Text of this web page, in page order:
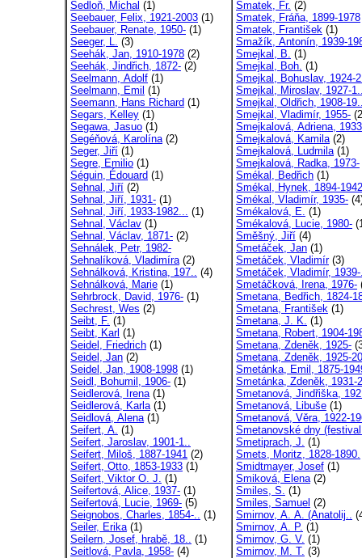
Sedloň, Michal (1)
Seebauer, Felix, 1921-2003 (1)
Seebauer, Renate, 1950- (1)
Seeger, L. (3)
Seehák, Jan, 1910-1978 (2)
Seehák, Jindřich, 1872- (2)
Seelmann, Adolf (1)
Seelmann, Emil (1)
Seemann, Hans Richard (1)
Segars, Kelley (1)
Segawa, Jasuo (1)
Segéňová, Karolína(2)
Seger, Jiří (1)
Segre, Emilio (1)
Séguin, Édouard (1)
Sehnal, Jiří (2)
Sehnal, Jiří, 1931- (1)
Sehnal, Jiří, 1933-1982... (1)
Sehnal, Václav (1)
Sehnal, Václav, 1871- (2)
Sehnálek, Petr, 1982-
Sehnalíková, Vladimíra(2)
Sehnálková, Kristina, 197.. (4)
Sehnálková, Marie (1)
Sehrbrock, David, 1976- (1)
Sechrest, Wes (2)
Seibt, F. (1)
Seibt, Karl (1)
Seidel, Friedrich (1)
Seidel, Jan (2)
Seidel, Jan, 1908-1998 (1)
Seidl, Bohumil, 1906- (1)
Seidlerová, Irena(1)
Seidlerová, Karla(1)
Seidlová, Alena(1)
Seifert, A. (1)
Seifert, Jaroslav, 1901-1..
Seifert, Miloš, 1887-1941 (2)
Seifert, Otto, 1853-1933 (1)
Seifert, Viktor O. J. (1)
Seifertová, Alice, 1937- (1)
Seifertová, Lucie, 1969- (5)
Seignobos, Charles, 1854-.. (1)
Seiler, Erika(1)
Seilern, Josef, hrabě, 18.. (1)
Seitlová, Pavla, 1958- (4)
Smatek, Fr. (2)
Smatek, Fráňa, 1899-1978
Smatek, František (1)
Smažík, Antonín, 1939-
Smejkal, B. (1)
Smejkal, Boh. (1)
Smejkal, Bohuslav, 1924-
Smejkal, Miroslav, 1927-
Smejkal, Oldřich, 1908-
Smejkal, Vladimír, 1955-
Smejkalová, Adriena, 1933
Smejkalová, Kamila(2)
Smejkalová, Ludmila(1)
Smejkalová, Radka, 1973-
Smékal, Bedřich (1)
Smékal, Hynek, 1894-1942
Smékal, Vladimír, 1935-
Smékalová, E. (1)
Smékalová, Lucie, 1980-
Směšný, Jiří (4)
Smetáček, Jan (1)
Smetáček, Vladimír(3)
Smetáček, Vladimír,
Smetáčková, Irena, 1976-
Smetana, Bedřich, 1824-
Smetana, František (1)
Smetana, J. K. (1)
Smetana, Robert, 1904-
Smetana, Zdeněk, 1925-
Smetana, Zdeněk, 1925-
Smetánka, Emil, 1875-
Smetánka, Zdeněk, 1931-
Smetanová, Jindřiška,
Smetanová, Libuše (1)
Smetanová, Věra, 1922-
Smetanovské dny
Smetiprach, J. (1)
Smets, Moritz, 1828-1890.
Smidtmayer, Josef (1)
Smiková, Elena(2)
Smiles, S. (1)
Smiles, Samuel (2)
Smirnov, A. A. (Anatolij..
Smirnov, A. P. (1)
Smirnov, G. V. (1)
Smirnov, M. T. (3)